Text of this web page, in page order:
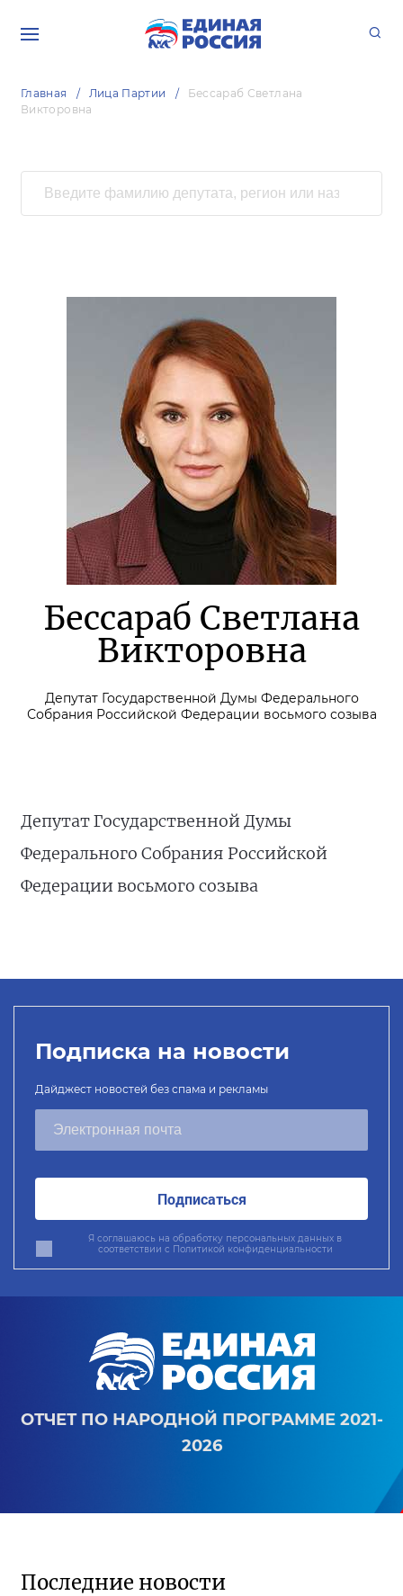
Главная Лица Партии
Бессараб Светлана
Викторовна
Бессараб Светлана
Викторовна
Депутат Государственной Думы Федерального
Собрания Российской Федерации восьмого созыва
Депутат Государственной Думы
Федерального Собрания Российской
Федерации восьмого созыва
Подписка на новости
Дайджест новостей без спама и рекламы
Подписаться
Я соглашаюсь на обработку персональных данных в
соответствии с Политикой конфиденциальности
ОТЧЕТ ПО НАРОДНОЙ ПРОГРАММЕ 2021-
2026
Последние новости